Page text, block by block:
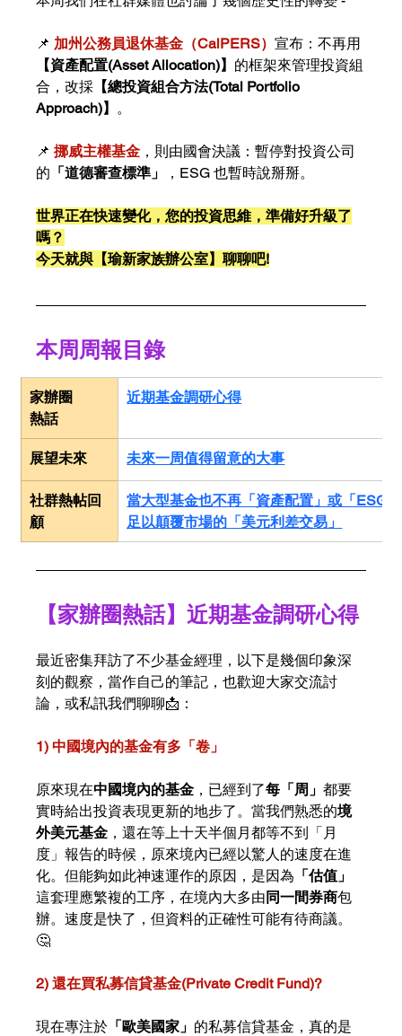
📌 加州公務員退休基金（CalPERS）宣布：不再用
【資產配置(Asset Allocation)】 的框架來管理投資組
合，改採 【總投資組合方法(Total Portfolio
Approach)】 。
📌 挪威主權基金 ，則由國會決議：暫停對投資公司
的 「道德審查標準」 ，ESG 也暫時說掰掰。
世界正在快速變化，您的投資思維，準備好升級了
嗎？
今天就與【瑜新家族辦公室】聊聊吧!
本周周報目錄
家辦圈
熱話
近期基金調研心得
展望未來 未來一周值得留意的大事
社群熱帖回
顧
當大型基金也不再「資產配置」或「ESG」
足以顛覆市場的「美元利差交易」
【家辦圈熱話】近期基金調研心得
最近密集拜訪了不少基金經理，以下是幾個印象深
刻的觀察，當作自己的筆記，也歡迎大家交流討
論，或私訊我們聊聊📩：
1) 中國境內的基金有多「卷」
原來現在中國境內的基金 ，已經到了每「周」都要
實時給出投資表現更新的地步了。當我們熟悉的境
外美元基金 ，還在等上十天半個月都等不到「月
度」報告的時候，原來境內已經以驚人的速度在進
化。但能夠如此神速運作的原因，是因為 「估值」
這套理應繁複的工序，在境內大多由 同一間券商包
辦。速度是快了，但資料的正確性可能有待商議。
🤔
2) 還在買私募信貸基金(Private Credit Fund)?
現在專注於 「歐美國家」 的私募信貸基金，真的是